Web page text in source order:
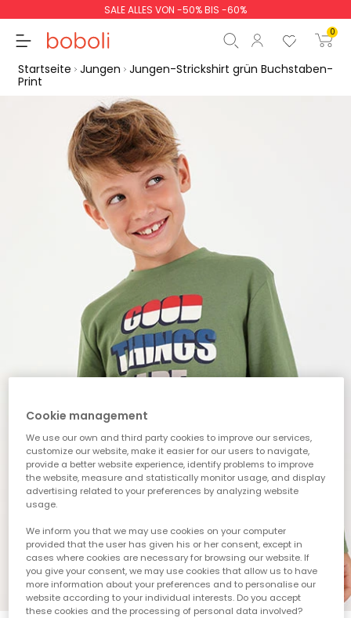
SALE ALLES VON -50% BIS -60%
0
Zwischensumme
Gesamtbetrag
weiter
Startseite Jungen Jungen-Strickshirt grün Buchstaben-
Print
1 2 3 4 5
Cookie management
We use our own and third party cookies to improve our services,
customize our website, make it easier for our users to navigate,
provide a better website experience, identify problems to improve
the website, measure and statistically monitor usage, and display
advertising related to your preferences by analyzing website
usage.
We inform you that we may use cookies on your computer
provided that the user has given his or her consent, except in
cases where cookies are necessary for browsing our website. If
you give your consent, we may use cookies that allow us to have
more information about your preferences and to personalise our
website according to your individual interests. Do you accept
these cookies and the processing of personal data involved?